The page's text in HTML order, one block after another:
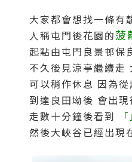
大家都會想找一條有
人稱屯門後花園的菠
起點由屯門良景邨保
不久後見涼亭繼續走
可以稍作休息 因為
到達良田坳後 會出
走數十分鐘後看到
然後大峽谷已經出現